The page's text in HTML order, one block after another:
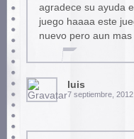
agradece su ayuda
juego haaaa este
nuevo pero aun mas
luis
7 septiembre,